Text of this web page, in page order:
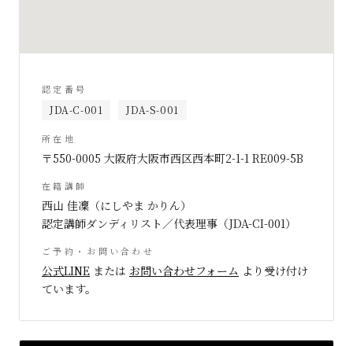
認定番号
JDA-C-001 JDA-S-001
所在地
〒550-0005 大阪府大阪市西区西本町2-1-1 RE009-5B
在籍講師
西山 佳凜（にしやま かりん）
認定講師ダンディリスト／代表理事（JDA-CI-001）
ご予約・お問い合わせ
公式LINE または お問い合わせフォーム より受け付け
ています。